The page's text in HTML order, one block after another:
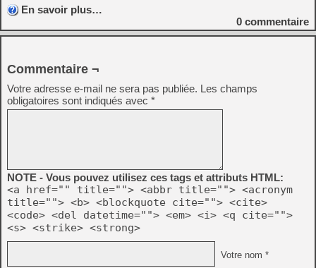
En savoir plus…
0 commentaire
Commentaire ¬
Votre adresse e-mail ne sera pas publiée. Les champs
obligatoires sont indiqués avec *
NOTE - Vous pouvez utilisez ces tags et attributs HTML:
<a href="" title=""> <abbr title=""> <acronym
title=""> <b> <blockquote cite=""> <cite>
<code> <del datetime=""> <em> <i> <q cite="">
<s> <strike> <strong>
Votre nom *